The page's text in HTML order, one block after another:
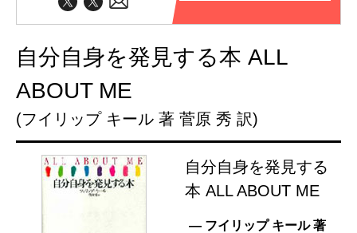
自分自身を発見する本 ALL
ABOUT ME
(フイリップ キール 著 菅原 秀 訳)
自分自身を発見する
本 ALL ABOUT ME
— フイリップ キール 著